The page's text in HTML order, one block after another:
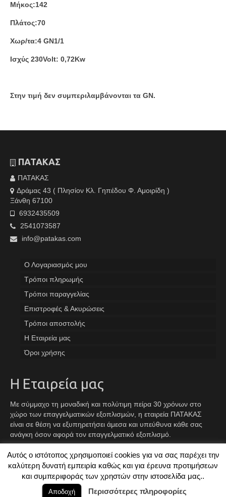
Μήκος:142
Πλάτος:70
Χωρ/τα:4 GN1/1
Ισχύς 230Volt: 0,72Kw
Στην τιμή δεν συμπεριλαμβάνονται τα GN.
ΠΑΤΑΚΑΣ
ΠΑΤΑΚΑΣ
Δράμας 43 ( Πλησίον Κλ. Γηπέδου Φ. Αμοιρίδη )
Ξάνθη 67100
6932435509
2541073587
info@patakas.com
Ο Λογαριασμός μου
Tρόποι πληρωμής
Τρόποι παραγγελίας
Επιστροφές & Ακυρώσεις
Τρόποι αποστολής
Η Εταιρεία μας
Όροι χρήσης
Η Εταιρεία μας
Με σύμμαχο τη μοναδική και πολύτιμη πείρα 30 χρόνων στο
χώρο των επαγγελματικών εξοπλισμών, η εταιρεία ΠΑΤΑΚΑΣ
είναι σε θέση να εξυπηρετήσει άμεσα και υπεύθυνα κάθε σας
ανάγκη όσον αφορά τον επαγγελματικό εξοπλισμό.
Facebook
Instagram
TikTok
© 2026 ΠΑΤΑΚΑΣ - Created By TechPlace
Αυτός ο ιστότοπος χρησιμοποιεί cookies για να σας παρέχει την
καλύτερη δυνατή εμπειρία καθώς και για έρευνα προτιμήσεων
και συμπεριφοράς των χρηστών στην ιστοσελίδα μας..
Αποδοχή Περισσότερες πληροφορίες